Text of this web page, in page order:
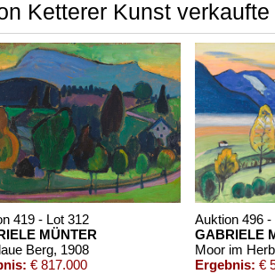
Ketterer Kunst
419 - Lot 312
MÜNTER
Berg, 1908
€ 817.000
Auktion 496 -
GABRIELE
Ergebnis: €